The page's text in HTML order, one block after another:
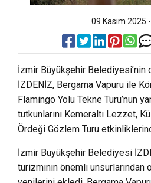
09 Kasım 2025
İzmir Büyükşehir Belediyesi’nin
İZDENİZ, Bergama Vapuru ile
Flamingo Yolu Tekne Turu’nun
tutkunlarını Kemeraltı Lezzet,
Ördeği Gözlem Turu
İzmir Büyükşehir Belediyesi
turizminin önemli unsurlarından